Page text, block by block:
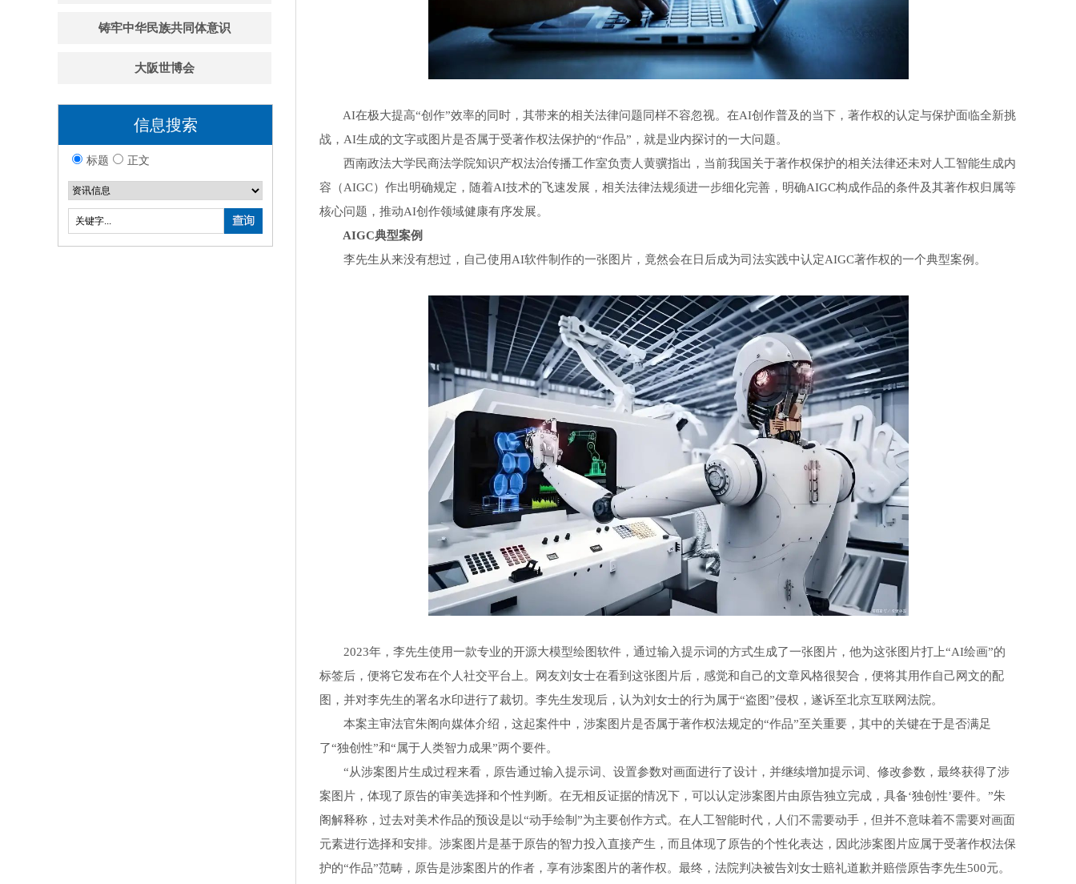
铸牢中华民族共同体意识
大阪世博会
信息搜索
标题 正文
AI在极大提高“创作”效率的同时，其带来的相关法律问题同样不容忽视。在AI创作普及的当下，著作权的认定与保护面临全新挑
战，AI生成的文字或图片是否属于受著作权法保护的“作品”，就是业内探讨的一大问题。
西南政法大学民商法学院知识产权法治传播工作室负责人黄骥指出，当前我国关于著作权保护的相关法律还未对人工智能生成内
容（AIGC）作出明确规定，随着AI技术的飞速发展，相关法律法规须进一步细化完善，明确AIGC构成作品的条件及其著作权归属等
核心问题，推动AI创作领域健康有序发展。
AIGC典型案例
李先生从来没有想过，自己使用AI软件制作的一张图片，竟然会在日后成为司法实践中认定AIGC著作权的一个典型案例。
2023年，李先生使用一款专业的开源大模型绘图软件，通过输入提示词的方式生成了一张图片，他为这张图片打上“AI绘画”的
标签后，便将它发布在个人社交平台上。网友刘女士在看到这张图片后，感觉和自己的文章风格很契合，便将其用作自己网文的配
图，并对李先生的署名水印进行了裁切。李先生发现后，认为刘女士的行为属于“盗图”侵权，遂诉至北京互联网法院。
本案主审法官朱阁向媒体介绍，这起案件中，涉案图片是否属于著作权法规定的“作品”至关重要，其中的关键在于是否满足
了“独创性”和“属于人类智力成果”两个要件。
“从涉案图片生成过程来看，原告通过输入提示词、设置参数对画面进行了设计，并继续增加提示词、修改参数，最终获得了涉
案图片，体现了原告的审美选择和个性判断。在无相反证据的情况下，可以认定涉案图片由原告独立完成，具备‘独创性’要件。”朱
阁解释称，过去对美术作品的预设是以“动手绘制”为主要创作方式。在人工智能时代，人们不需要动手，但并不意味着不需要对画面
元素进行选择和安排。涉案图片是基于原告的智力投入直接产生，而且体现了原告的个性化表达，因此涉案图片应属于受著作权法保
护的“作品”范畴，原告是涉案图片的作者，享有涉案图片的著作权。最终，法院判决被告刘女士赔礼道歉并赔偿原告李先生500元。